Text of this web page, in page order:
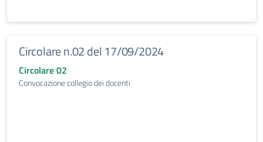
Circolare n.02 del 17/09/2024
Circolare 02
Convocazione collegio dei docenti